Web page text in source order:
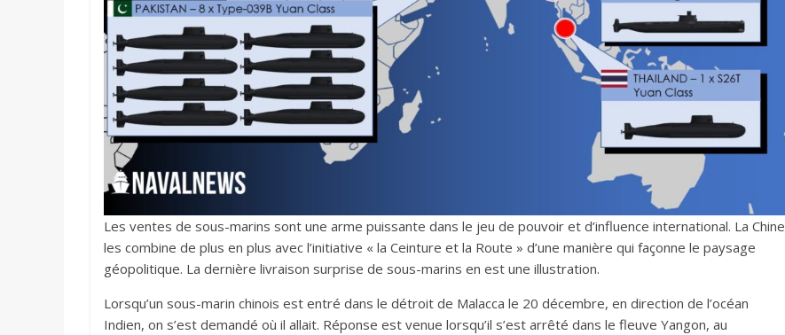
Les ventes de sous-marins sont une arme puissante dans le jeu de pouvoir et d’influence international. La Chine
les combine de plus en plus avec l’initiative « la Ceinture et la Route » d’une manière qui façonne le paysage
géopolitique. La dernière livraison surprise de sous-marins en est une illustration.
Lorsqu’un sous-marin chinois est entré dans le détroit de Malacca le 20 décembre, en direction de l’océan
Indien, on s’est demandé où il allait. Réponse est venue lorsqu’il s’est arrêté dans le fleuve Yangon, au